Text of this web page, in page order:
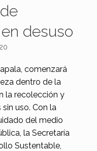
desuso
comenzará
dentro de la
la recolección y
uso. Con la
del medio
la Secretaría
Sustentable,